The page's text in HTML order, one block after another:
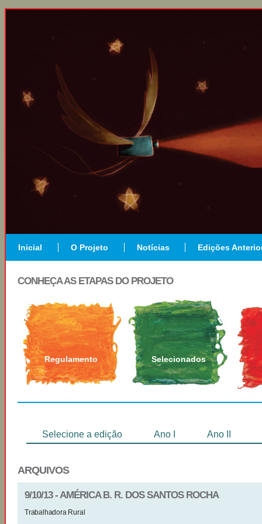
Inicial O Projeto Notícias Edições
CONHEÇA AS ETAPAS DO PROJETO
Regulamento Selecionados
Selecione a edição Ano I Ano II
ARQUIVOS
9/10/13 - AMÉRICA B. R. DOS SANTOS ROCHA
Trabalhadora Rural